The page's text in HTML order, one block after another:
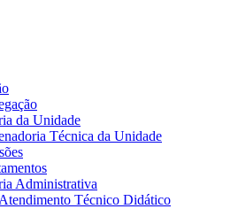
da Unidade
Técnica da Unidade
Administrativa
Atendimento Técnico Didático